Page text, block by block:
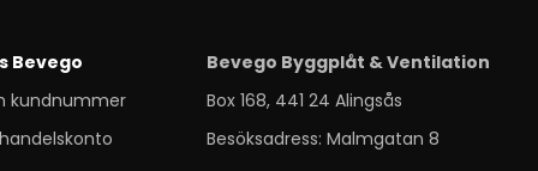
Bevego
kundnummer
Bevego Byggplåt & Ventilation
Box 168, 441 24 Alingsås
Besöksadress: Malmgatan 8